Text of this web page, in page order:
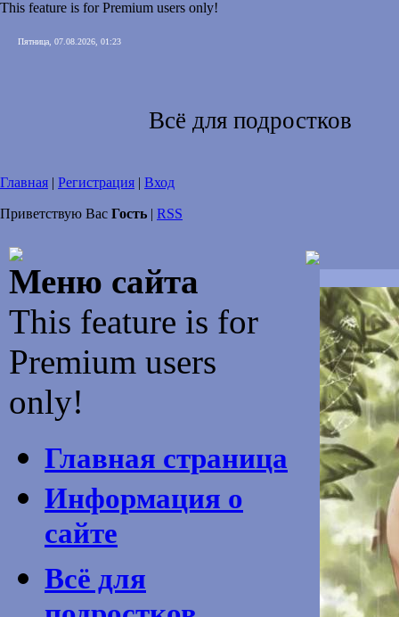
This feature is for Premium users only!
Пятница, 07.08.2026, 01:23
Всё для подростков
Главная | Регистрация | Вход
Приветствую Вас Гость | RSS
Меню сайта
This feature is for
Premium users
only!
Главная страница
Информация о
сайте
Всё для